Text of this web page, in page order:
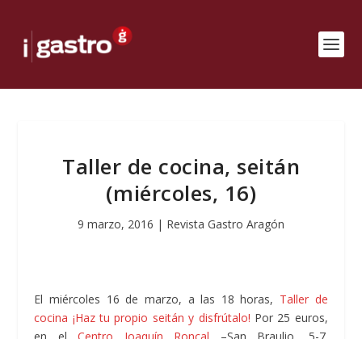
Taller de cocina, seitán
(miércoles, 16)
9 marzo, 2016 | Revista Gastro Aragón
El miércoles 16 de marzo, a las 18 horas, Taller de
cocina ¡Haz tu propio seitán y disfrútalo! Por 25 euros,